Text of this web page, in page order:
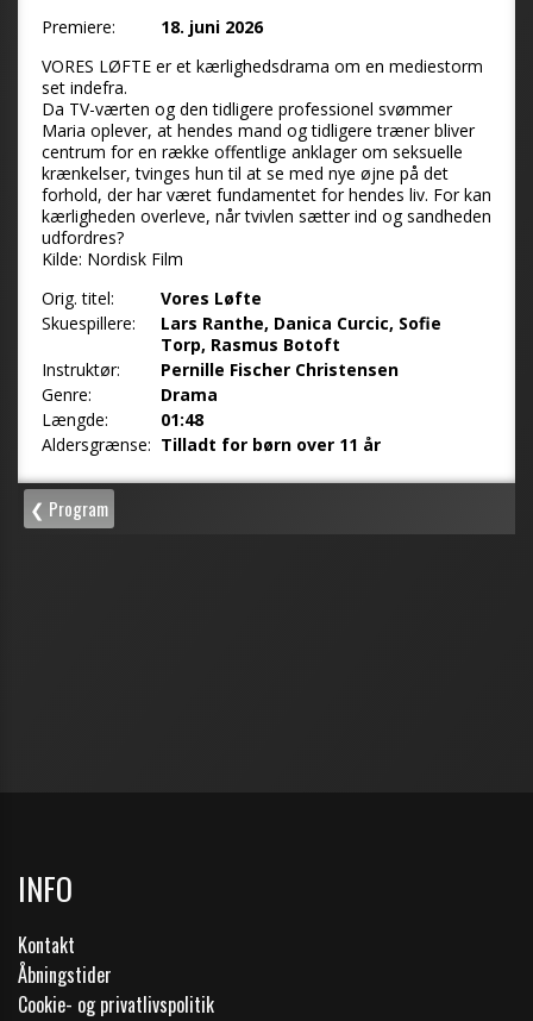
INFO
Kontakt
Åbningstider
Cookie- og privatlivspolitik